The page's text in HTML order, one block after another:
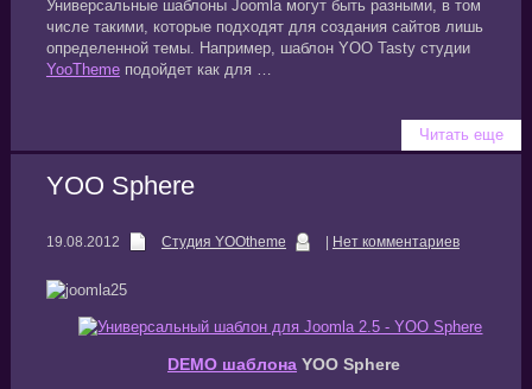
Универсальные шаблоны Joomla могут быть разными, в том
числе такими, которые подходят для создания сайтов лишь
определенной темы. Например, шаблон YOO Tasty студии
YooThemeподойдет как для …
Читать еще
YOO Sphere
19.08.2012 Студия YOOtheme Нет комментариев
DEMO шаблонаYOO Sphere